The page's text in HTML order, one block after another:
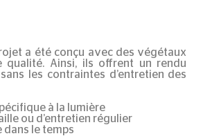
a été conçu avec des végétaux
qualité. Ainsi, ils offrent un rendu
les contraintes d’entretien des
à la lumière
ou d’entretien régulier
dans le temps